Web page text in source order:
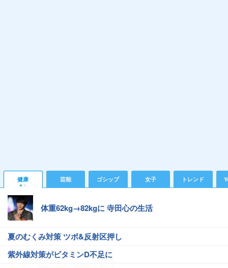
健康 芸能 ゴシップ 女子 トレンド
体重62kg→82kgに 寺田心の生活
夏のむくみ対策 ツボ&反射区押し
紫外線対策がビタミンD不足に